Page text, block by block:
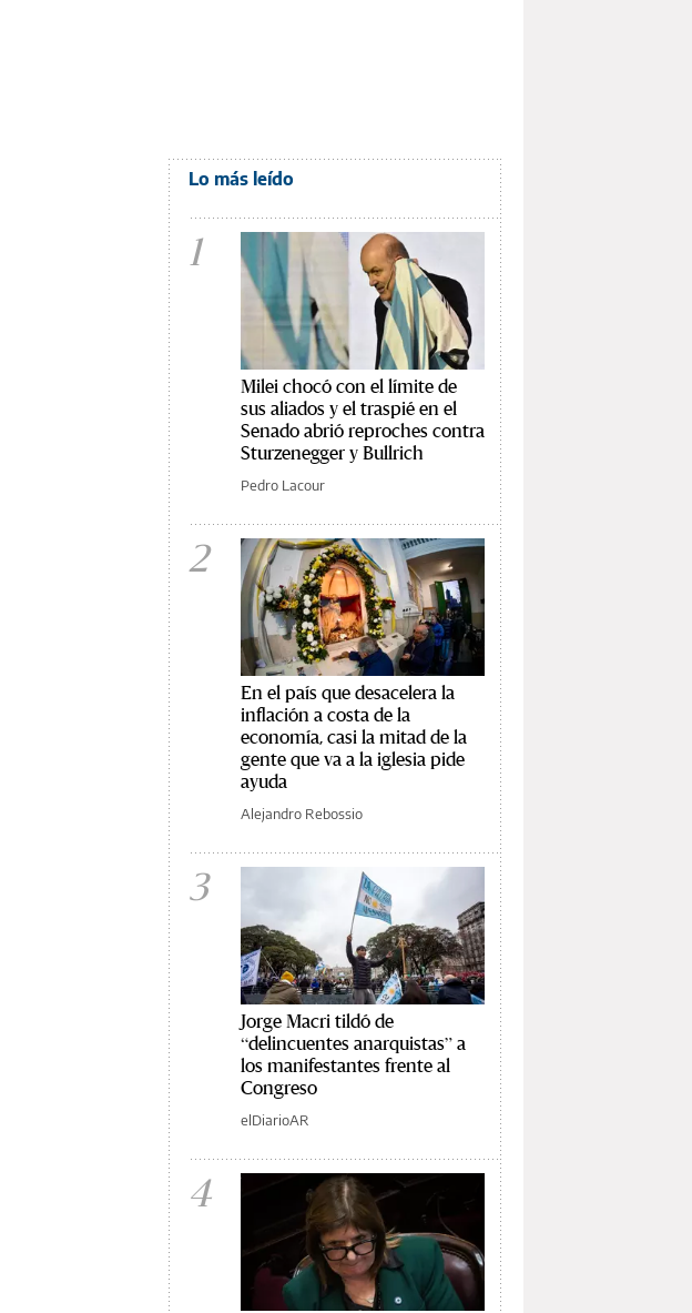
Lo más leído
1
Milei chocó con el límite de
sus aliados y el traspié en el
Senado abrió reproches contra
Sturzenegger y Bullrich
Pedro Lacour
2
En el país que desacelera la
inflación a costa de la
economía, casi la mitad de la
gente que va a la iglesia pide
ayuda
Alejandro Rebossio
3
Jorge Macri tildó de
“delincuentes anarquistas” a
los manifestantes frente al
Congreso
elDiarioAR
4